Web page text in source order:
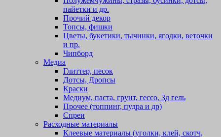
пайетки и др.
Прочий декор
Топсы, фишки
Цветы, букетики, тычинки, ягодки, веточки
и пр.
Чипборд
Медиа
Глиттер, песок
Дотсы, Дропсы
Краски
Медиум, паста, грунт, гессо, 3д гель
Прочее (топпинг, пудра и др)
Спреи
Расходные материалы
Клеевые материалы (уголки, клей, скотч,